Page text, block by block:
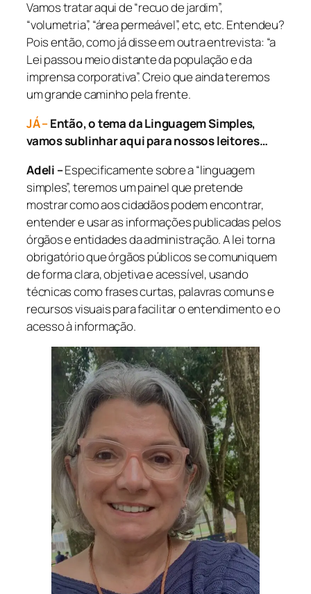
Vamos tratar aqui de “recuo de jardim”,
“volumetria”, “área permeável”, etc, etc. Entendeu?
Pois então, como já disse em outra entrevista: “a
Lei passou meio distante da população e da
imprensa corporativa”. Creio que ainda teremos
um grande caminho pela frente.
JÁ –Então, o tema da Linguagem Simples,
vamos sublinhar aqui para nossos leitores…
Adeli –Especificamente sobre a “linguagem
simples”, teremos um painel que pretende
mostrar como aos cidadãos podem encontrar,
entender e usar as informações publicadas pelos
órgãos e entidades da administração. A lei torna
obrigatório que órgãos públicos se comuniquem
de forma clara, objetiva e acessível, usando
técnicas como frases curtas, palavras comuns e
recursos visuais para facilitar o entendimento e o
acesso à informação.